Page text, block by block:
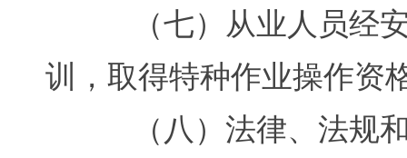
（七）从业人员经安
训，取得特种作业操作资
（八）法律、法规和